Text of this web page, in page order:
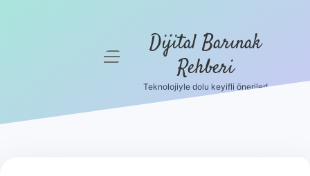
menüyü
Dijital Barınak
Rehberi
Teknolojiyle dolu keyifli öneriler!